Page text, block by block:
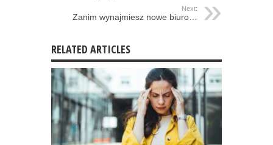
Next:
Zanim wynajmiesz nowe biuro…
RELATED ARTICLES